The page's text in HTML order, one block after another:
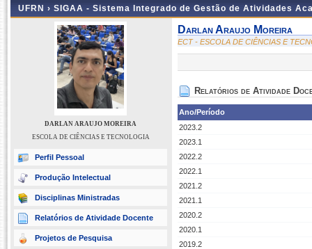
UFRN › SIGAA - Sistema Integrado de Gestão de Atividades
DARLAN ARAUJO MOREIRA
ESCOLA DE CIÊNCIAS E TECNOLOGIA
Perfil Pessoal
Produção Intelectual
Disciplinas Ministradas
Relatórios de Atividade Docente
Projetos de Pesquisa
Darlan Araujo Moreira
ECT - ESCOLA DE CIÊNCIAS E
Relatórios de Atividade
Ano/Período
2023.2
2023.1
2022.2
2022.1
2021.2
2021.1
2020.2
2020.1
2019.2